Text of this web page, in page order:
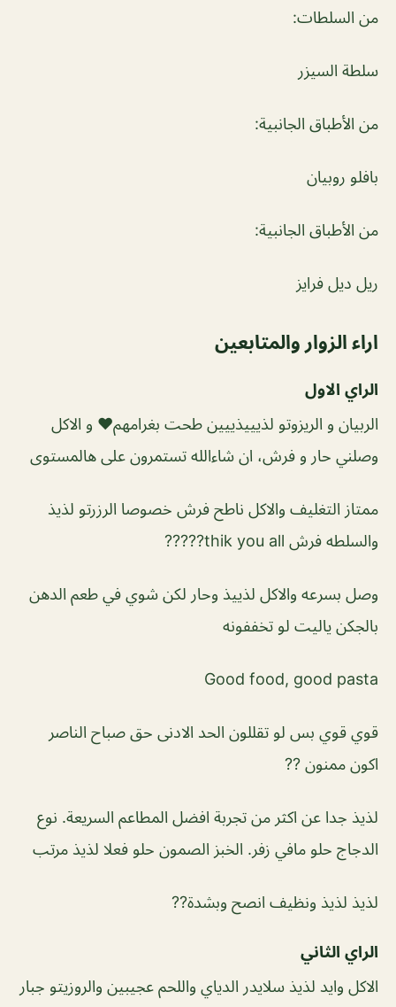
من السلطات:
سلطة السيزر
من الأطباق الجانبية:
بافلو روبيان
من الأطباق الجانبية:
ريل ديل فرايز
اراء الزوار والمتابعين
الراي الاول
الربيان و الريزوتو لذيييذييين طحت بغرامهم❤️ و الاكل
وصلني حار و فرش، ان شاءالله تستمرون على هالمستوى
ممتاز التغليف والاكل ناطح فرش خصوصا الرزرتو لذيذ
والسلطه فرش thik you all?????
وصل بسرعه والاكل لذييذ وحار لكن شوي في طعم الدهن
بالجكن ياليت لو تخففونه
Good food, good pasta
قوي قوي بس لو تقللون الحد الادنى حق صباح الناصر
اكون ممنون ??
لذيذ جدا عن اكثر من تجربة افضل المطاعم السريعة. نوع
الدجاج حلو مافي زفر. الخبز الصمون حلو فعلا لذيذ مرتب
لذيذ لذيذ ونظيف انصح وبشدة??
الراي الثاني
الاكل وايد لذيذ سلايدر الدياي واللحم عجيبين والروزيتو جبار